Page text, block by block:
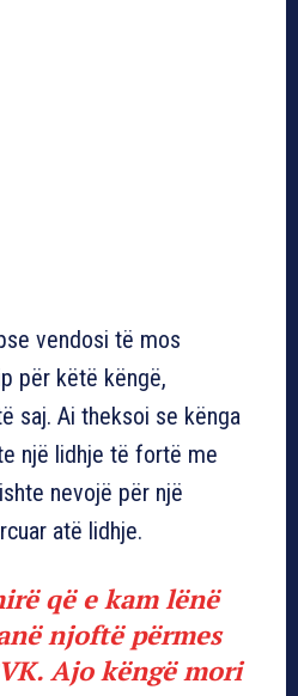
vendosi të mos
për këtë këngë,
saj. Ai theksoi se kënga
një lidhje të fortë me
nevojë për një
atë lidhje.
që e kam lënë
njoftë përmes
Ajo këngë mori